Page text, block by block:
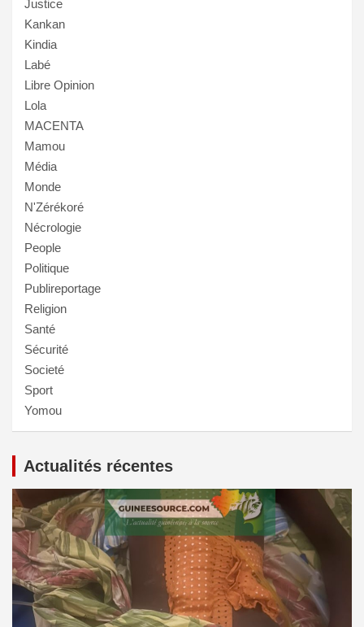
Justice
Kankan
Kindia
Labé
Libre Opinion
Lola
MACENTA
Mamou
Média
Monde
N'Zérékoré
Nécrologie
People
Politique
Publireportage
Religion
Santé
Sécurité
Societé
Sport
Yomou
Actualités récentes